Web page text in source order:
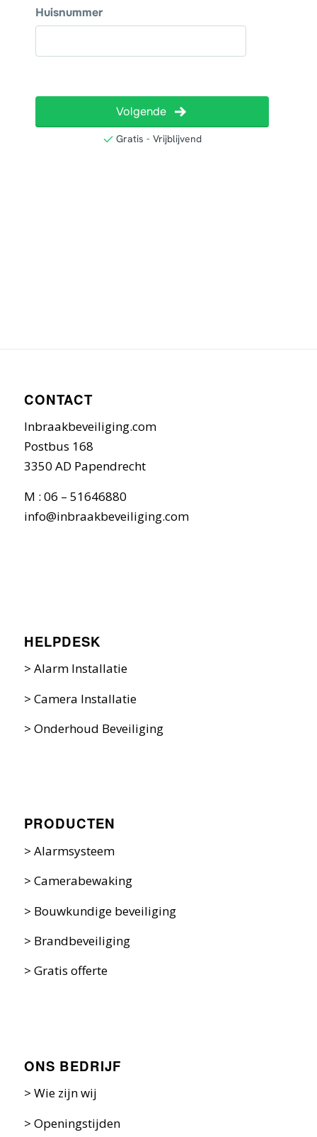
CONTACT
Inbraakbeveiliging.com
Postbus 168
3350 AD Papendrecht
M : 06 – 51646880
info@inbraakbeveiliging.com
HELPDESK
> Alarm Installatie
> Camera Installatie
> Onderhoud Beveiliging
PRODUCTEN
> Alarmsysteem
> Camerabewaking
> Bouwkundige beveiliging
> Brandbeveiliging
> Gratis offerte
ONS BEDRIJF
> Wie zijn wij
> Openingstijden